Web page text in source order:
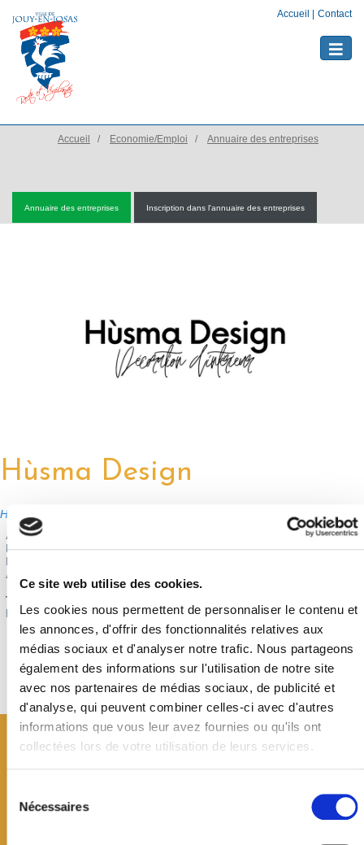
Ce site web utilise des cookies.
Les cookies nous permettent de personnaliser le contenu et
les annonces, d'offrir des fonctionnalités relatives aux
médias sociaux et d'analyser notre trafic. Nous partageons
également des informations sur l'utilisation de notre site
avec nos partenaires de médias sociaux, de publicité et
d'analyse, qui peuvent combiner celles-ci avec d'autres
informations que vous leur avez fournies ou qu'ils ont
collectées lors de votre utilisation de leurs services.
consentement
Nécessaires
Accueil Contact
Toggle
Accueil Economie/Emploi Annuaire des entreprises
Annuaire des entreprises Inscription dans l'annuaire des entreprises
Hùsma Design
Habitat et décoration
Activité :
Effectif :
1
Dirigeant :
Adresse :
Jouy-en-Josas (78350)
Téléphone :
Email :
manon@husmadesign.com
Retour à la liste